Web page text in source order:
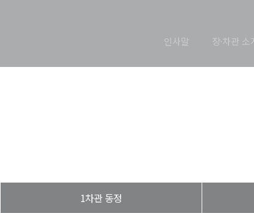
인사말 장·차관 소
1차관 동정